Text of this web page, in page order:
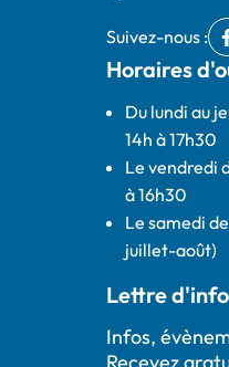
Suivez-nous :
Horaires
Du lundi au
14h à 17h30
Le vendredi
à 16h30
Le samedi
juillet-août)
Lettre
Infos,